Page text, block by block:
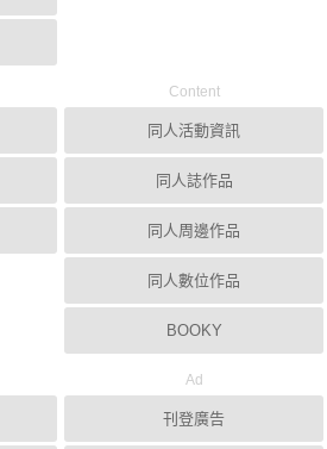
Content
同人活動資訊
同人誌作品
同人周邊作品
同人數位作品
BOOKY
Ad
刊登廣告